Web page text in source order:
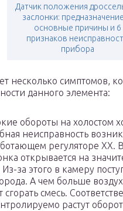
Датчик положения
заслонки:
основные причины и 6
признаков
прибора
несколько симптомов,
данного элемента:
обороты на холостом
неисправность
регуляторе ХХ. В
открывается на
Из-за этого в камеру
А чем больше
сгорать смесь.
растут